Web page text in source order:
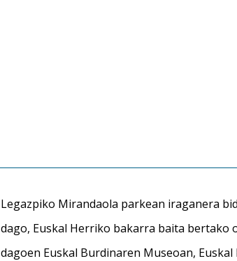
Legazpiko Mirandaola parkean iraganera
dago, Euskal Herriko bakarra baita bertako
dagoen Euskal Burdinaren Museoan,